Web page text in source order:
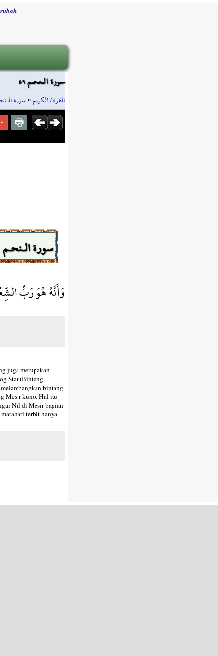
]
سورة الـنحـم ٤٩
القرآن الكريم»سورة
سورة الـنحـم
وَأَنَّهُ هُوَ رَبُّ
juga merupakan
Star (Bintang
bintang
Mesir kuno. Hal itu
Nil di Mesir bagian
terbit hanya